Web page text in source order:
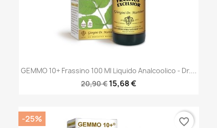
GEMMO 10+ Frassino 100 Ml Liquido Analcoolico - Dr....
20,90 € 15,68 €
-25% favorite_border